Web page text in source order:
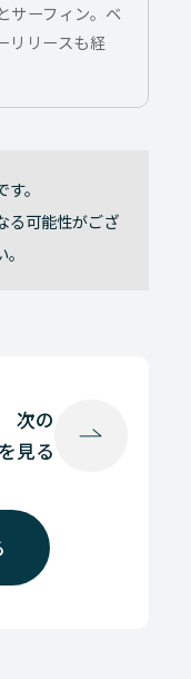
サーフィン。ベ
リリースも経
。
る可能性がござ
次の
見る